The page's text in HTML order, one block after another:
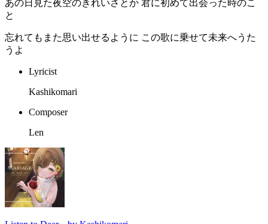
あの日見た夜空のきれいさとか 君に初めて出会った時のこ
と
忘れてもまた思い出せるように この歌に乗せて未来へうた
うよ
Lyricist
Kashikomari
Composer
Len